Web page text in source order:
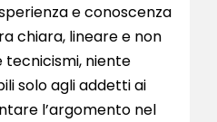
e conoscenza
chiara, lineare e non
tecnicismi, niente
solo agli addetti ai
l’argomento nel